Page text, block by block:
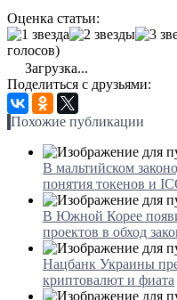
Оценка статьи:
голосов)
Загрузка...
Поделиться с друзьями:
Похожие публикации
В мальтийском
понятия токенов и
В Южной Корее
проектов в обход
Нацбанк Украины
криптовалют и фиата